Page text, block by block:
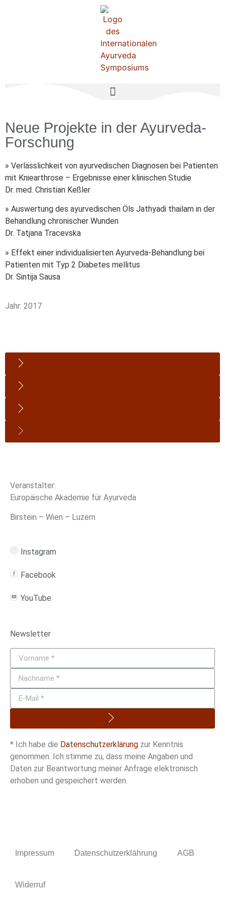
Neue Projekte in der Ayurveda-
Forschung
» Verlässlichkeit von ayurvedischen Diagnosen bei Patienten
mit Kniearthrose – Ergebnisse einer klinischen Studie
Dr. med. Christian Keßler
» Auswertung des ayurvedischen Öls Jathyadi thailam in der
Behandlung chronischer Wunden
Dr. Tatjana Tracevska
» Effekt einer individualisierten Ayurveda-Behandlung bei
Patienten mit Typ 2 Diabetes mellitus
Dr. Sintija Sausa
Jahr: 2017
Veranstalter:
Europäische Akademie für Ayurveda
Birstein – Wien – Luzern
Instagram
Facebook
YouTube
Newsletter
* Ich habe die Datenschutzerklärung zur Kenntnis
genommen. Ich stimme zu, dass meine Angaben und
Daten zur Beantwortung meiner Anfrage elektronisch
erhoben und gespeichert werden.
Impressum Datenschutzerklährung AGB
Widerruf